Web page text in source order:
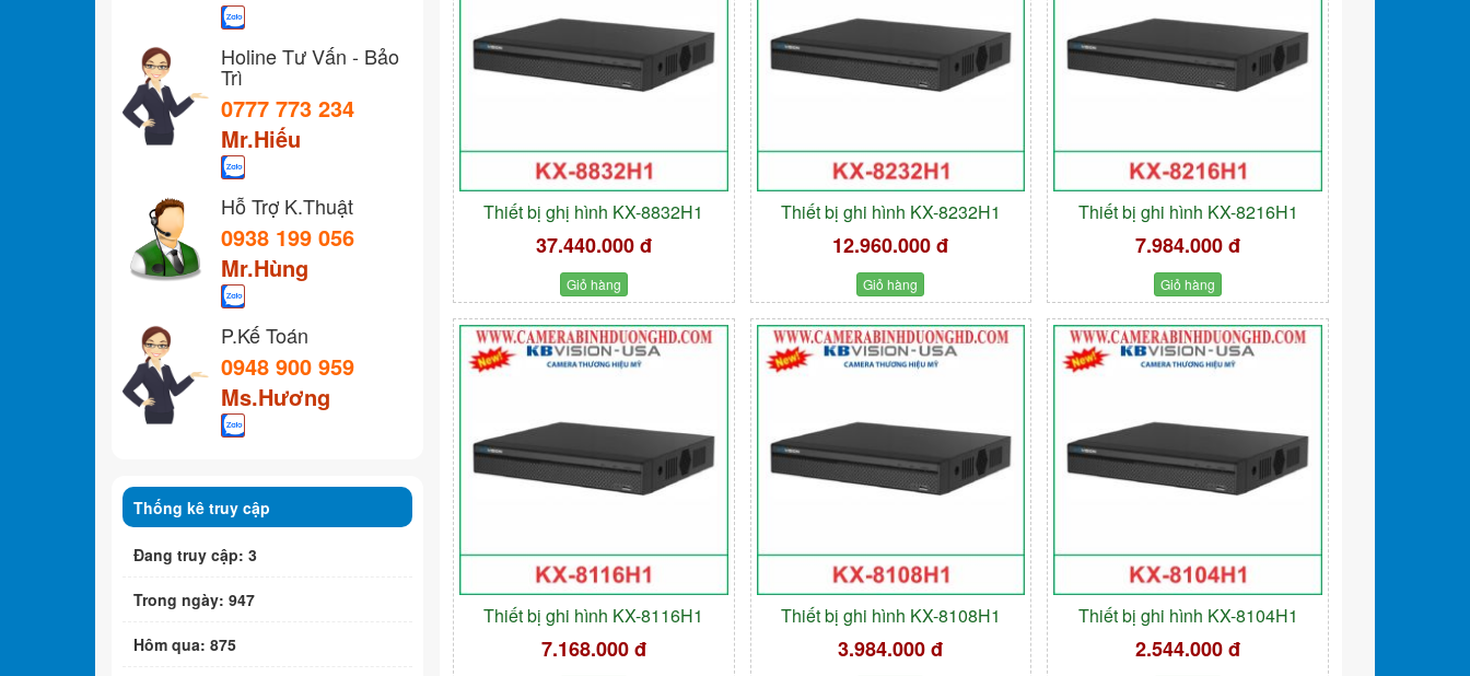
Thiết bị ghị hình KX-8832H1
37.440.000 đ
Giỏ hàng
Thiết bị ghi hình KX-8232H1
12.960.000 đ
Giỏ hàng
Thiết bị ghi hình KX-8216H1
7.984.000 đ
Giỏ hàng
Thiết bị ghi hình KX-8116H1
7.168.000 đ
Thiết bị ghi hình KX-8108H1
3.984.000 đ
Thiết bị ghi hình KX-8104H1
2.544.000 đ
Holine Tư Vấn - Bảo
Trì
0777 773 234
Mr.Hiếu
Hỗ Trợ K.Thuật
0938 199 056
Mr.Hùng
P.Kế Toán
0948 900 959
Ms.Hương
Thống kê truy cập
Đang truy cập: 3
Trong ngày: 947
Hôm qua: 875